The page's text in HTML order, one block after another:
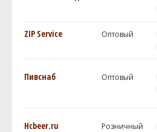
ZIP Service Оптовый
Пивснаб Оптовый
Hcbeer.ru Розничный